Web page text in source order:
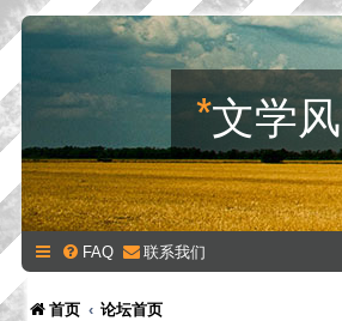
*文学风
FAQ 联系我们
首页 论坛首页